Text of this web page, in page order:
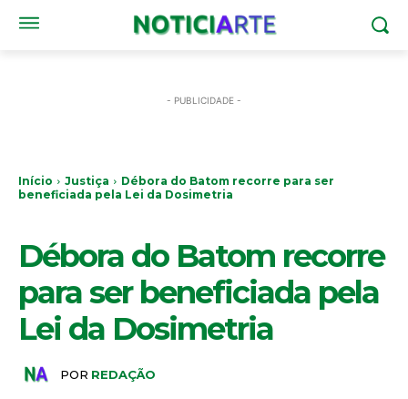
- PUBLICIDADE -
Início Justiça
Débora do Batom recorre para ser
beneficiada pela Lei da Dosimetria
Débora do Batom recorre
para ser beneficiada pela
Lei da Dosimetria
POR REDAÇÃO